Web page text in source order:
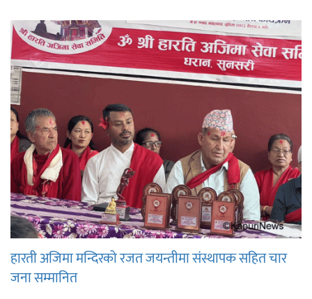
हारती अजिमा मन्दिरको रजत जयन्तीमा संस्थापक सहित चार
जना सम्मानित